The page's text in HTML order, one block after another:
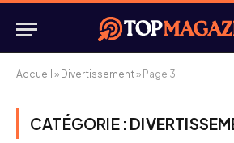
Accueil » Divertissement» Page 3
CATÉGORIE :